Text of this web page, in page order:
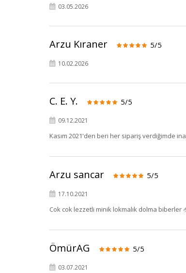
03.05.2026
Arzu Kıraner 5/5
10.02.2026
C. E. Y. 5/5
09.12.2021
Kasım 2021'den beri her sipariş verdiğimde
Arzu sancar 5/5
17.10.2021
Cok cok lezzetli minik lokmalık dolma biberler
ÖmürAG 5/5
03.07.2021